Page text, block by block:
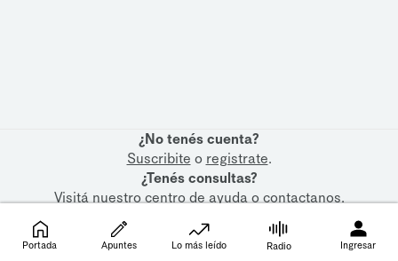
¿No tenés cuenta?
Suscribite o registrate.
¿Tenés consultas?
Visitá nuestrocentro de ayudaocontactanos.
Portada Apuntes Lo más leído Radio Ingresar